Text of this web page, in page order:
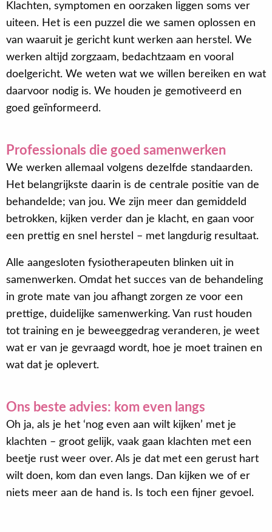
Klachten, symptomen en oorzaken liggen soms ver
uiteen. Het is een puzzel die we samen oplossen en
van waaruit je gericht kunt werken aan herstel. We
werken altijd zorgzaam, bedachtzaam en vooral
doelgericht. We weten wat we willen bereiken en wat
daarvoor nodig is. We houden je gemotiveerd en
goed geïnformeerd.
Professionals die goed samenwerken
We werken allemaal volgens dezelfde standaarden.
Het belangrijkste daarin is de centrale positie van de
behandelde; van jou. We zijn meer dan gemiddeld
betrokken, kijken verder dan je klacht, en gaan voor
een prettig en snel herstel – met langdurig resultaat.
Alle aangesloten fysiotherapeuten blinken uit in
samenwerken. Omdat het succes van de behandeling
in grote mate van jou afhangt zorgen ze voor een
prettige, duidelijke samenwerking. Van rust houden
tot training en je beweeggedrag veranderen, je weet
wat er van je gevraagd wordt, hoe je moet trainen en
wat dat je oplevert.
Ons beste advies: kom even langs
Oh ja, als je het ‘nog even aan wilt kijken’ met je
klachten – groot gelijk, vaak gaan klachten met een
beetje rust weer over. Als je dat met een gerust hart
wilt doen, kom dan even langs. Dan kijken we of er
niets meer aan de hand is. Is toch een fijner gevoel.